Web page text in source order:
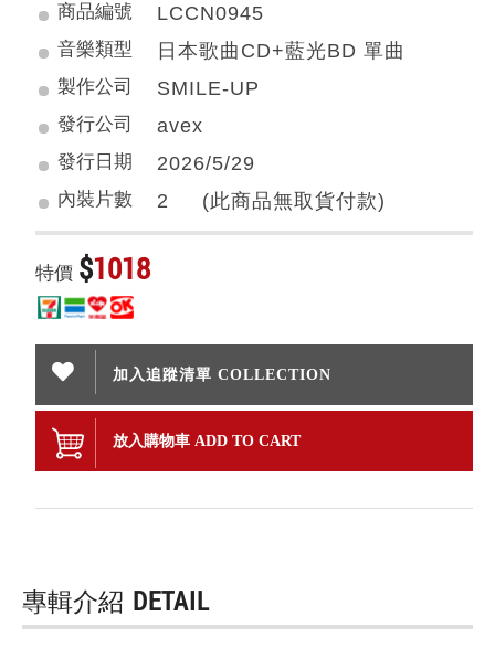
商品編號 LCCN0945
音樂類型 日本歌曲CD+藍光BD 單曲
製作公司 SMILE-UP
發行公司 avex
發行日期 2026/5/29
內裝片數 2 (此商品無取貨付款)
特價 $1018
加入追蹤清單 COLLECTION
放入購物車 ADD TO CART
專輯介紹 DETAIL